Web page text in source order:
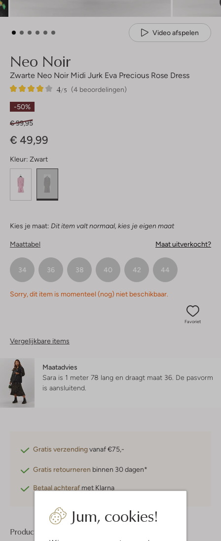
Jum, cookies!
Video afspelen
Neo Noir
Zwarte Neo Noir Midi Jurk Eva Precious Rose Dress
(4 beoordelingen)
4/5
4
4
Sterren
-50%
€ 99,95
€ 49,99
Kleur: Zwart
Kies je maat: Dit item valt normaal, kies je eigen maat
Maattabel Maat uitverkocht?
34 36 38 40 42 44
Sorry, dit item is momenteel (nog) niet beschikbaar.
Favoriet
Vergelijkbare items
Maatadvies
Sara is 1 meter 78 lang en draagt maat 36. De pasvorm
is aansluitend
Gratis verzendingvanaf €75,-
Gratis retourneren binnen 30 dagen*
Betaal achteraf met Klarna
Product informatie